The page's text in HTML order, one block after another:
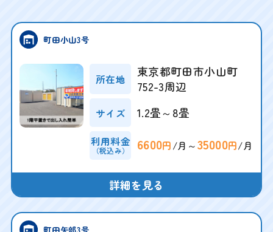
町田小山3号
所在地
東京都町田市小山町
752-3周辺
サイズ 1.2畳～8畳
利用料金
（税込み） 6600円/月～35000円/月
詳細を見る